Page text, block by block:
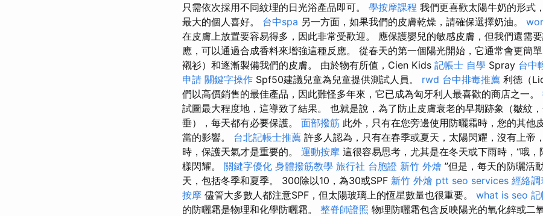
只需依次採用不同紋理的日光浴產品即可。 學按摩課程 我們更喜歡太陽牛奶的形式
最大的個人喜好。 台中spa 另一方面，如果我們的皮膚乾燥，請確保選擇奶油。
在皮膚上放置要容易得多，因此非常受歡迎。 應保護嬰兒的敏感皮膚，但我們還需
應，可以通過合成香料來增強這種反應。 從春天的第一個陽光開始，它通常會更簡
襯衫）和逐漸製備我們的皮膚。 由於物有所值，Cien Kids 記帳士 自學 Spray 台中
申請 關鍵字操作 Spf50建議兒童為兒童提供測試人員。 rwd 台中排毒推薦 利德（
們以高價銷售的最佳產品，因此難怪多年來，它已成為匈牙利人最喜歡的商店之一。
試圖最大程度地，這導致了結果。 也就是說，為了防止皮膚衰老的早期跡象（皺紋
垂），每天都有必要保護。 面部撥筋 此外，只有在您旁邊使用防曬霜時，您的其他
當的影響。 台北記帳士推薦 許多人認為，只有在春季或夏天，太陽閃耀，沒有上帝
時，保護天氣才是重要的。 運動按摩 這很容易思考，尤其是在冬天或下雨時，“哦
樣閃耀。 關鍵字優化 身體撥筋教學 旅行社 台胞證 新竹 外燴 ”但是，每天的防曬活
天，包括冬季和夏季。 300除以10，為30或SPF 新竹 外燴 ptt seo services 經絡調
按摩 儘管大多數人都注意SPF，但太陽玻璃上的恆星數量也很重要。 what is seo 記
的防曬霜是物理和化學防曬霜。 整脊師證照 物理防曬霜包含反映陽光的氧化鋅或二